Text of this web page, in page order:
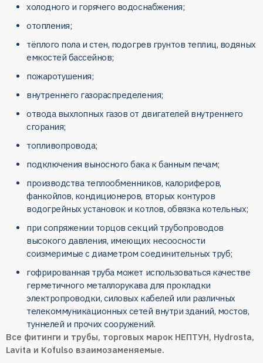
холодного и горячего водоснабжения;
отопления;
тёплого пола и стен, подогрев грунтов теплиц, водяных
емкостей бассейнов;
пожаротушения;
внутреннего газораспределения;
отвода выхлопных газов от двигателей внутреннего
сгорания;
топливопровода;
подключения выносного бака к банным печам;
производства теплообменников, калориферов,
фанкойлов, кондиционеров, вторых контуров
водогрейных установок и котлов, обвязка котельных;
при сопряжении торцов секций трубопроводов
высокого давления, имеющих несоосности
соизмеримые с диаметром соединительных труб;
гофрированная труба может использоваться качестве
герметичного металлорукава для прокладки
электропроводки, силовых кабелей или различных
телекоммуникационных сетей внутри зданий, мостов,
туннелей и прочих сооружений.
Все фитинги и трубы, торговых марок НЕПТУН, Hydrosta,
Lavita и Kofulso взаимозаменяемые.